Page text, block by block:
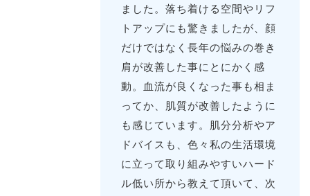
ました。落ち着ける空間やリフ
トアップにも驚きましたが、顔
だけではなく長年の悩みの巻き
肩が改善した事にとにかく感
動。血流が良くなった事も相ま
ってか、肌質が改善したように
も感じています。肌分分析やア
ドバイスも、色々私の生活環境
に立って取り組みやすいハード
ル低い所から教えて頂いて、次